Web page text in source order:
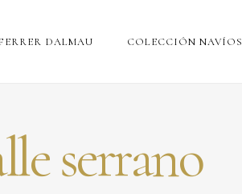
DALMAU COLECCIÓN NAVÍOS
serrano